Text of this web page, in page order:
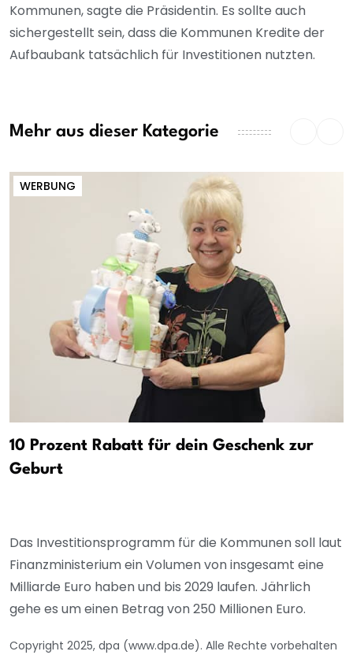
Kommunen, sagte die Präsidentin. Es sollte auch
sichergestellt sein, dass die Kommunen Kredite der
Aufbaubank tatsächlich für Investitionen nutzten.
Mehr aus dieser Kategorie
WERBUNG
10 Prozent Rabatt für dein Geschenk zur
Geburt
Das Investitionsprogramm für die Kommunen soll laut
Finanzministerium ein Volumen von insgesamt eine
Milliarde Euro haben und bis 2029 laufen. Jährlich
gehe es um einen Betrag von 250 Millionen Euro.
Copyright 2025, dpa (www.dpa.de). Alle Rechte vorbehalten